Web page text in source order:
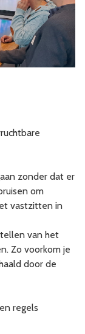
zonder dat er
om
vastzitten in
van het
Zo voorkom je
door de
regels